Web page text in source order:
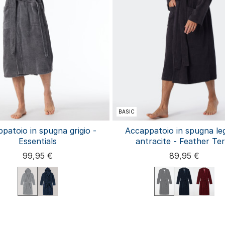
in spugna grigio -
Essentials
99,95 €
BASIC
Accappatoio in spugna
antracite - Feather
89,95 €